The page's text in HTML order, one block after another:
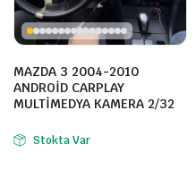
MAZDA 3 2004-2010
ANDROİD CARPLAY
MULTİMEDYA KAMERA 2/32
Stokta Var